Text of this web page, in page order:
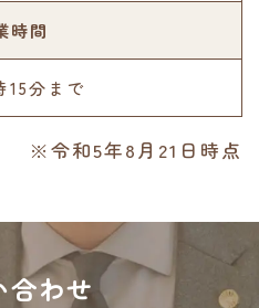
時間
15分まで
※令和5年8月21日時点
合わせ